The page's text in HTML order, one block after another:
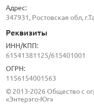
Адрес:
347931, Ростовская обл,
Реквизиты
ИНН/КПП:
61541381125/615401001
ОГРН:
1156154001563
© 2013-2026 Общество с
«Энтерэго-Юг»